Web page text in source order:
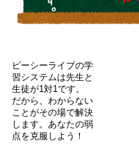
ピーシーライブの学
習システムは先生と
生徒が1対1です。
だから、わからない
ことがその場で解決
します。あなたの弱
点を克服しよう！